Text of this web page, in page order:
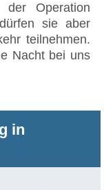
der Operation
sie aber
teilnehmen.
Nacht bei uns
in